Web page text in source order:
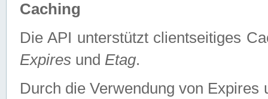
Caching
Die API unterstützt clientseitiges
Expires und Etag.
Durch die Verwendung von